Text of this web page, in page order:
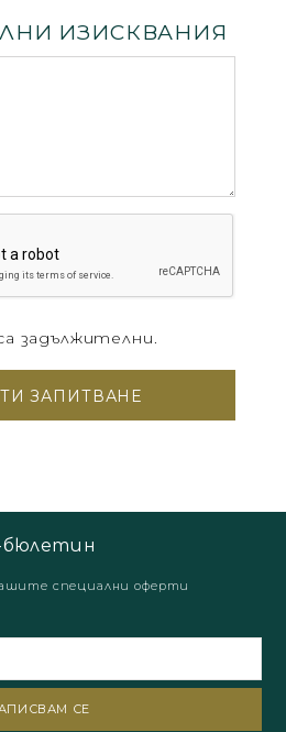
ИЗИСКВАНИЯ
задължителни.
бюлетин
специални оферти